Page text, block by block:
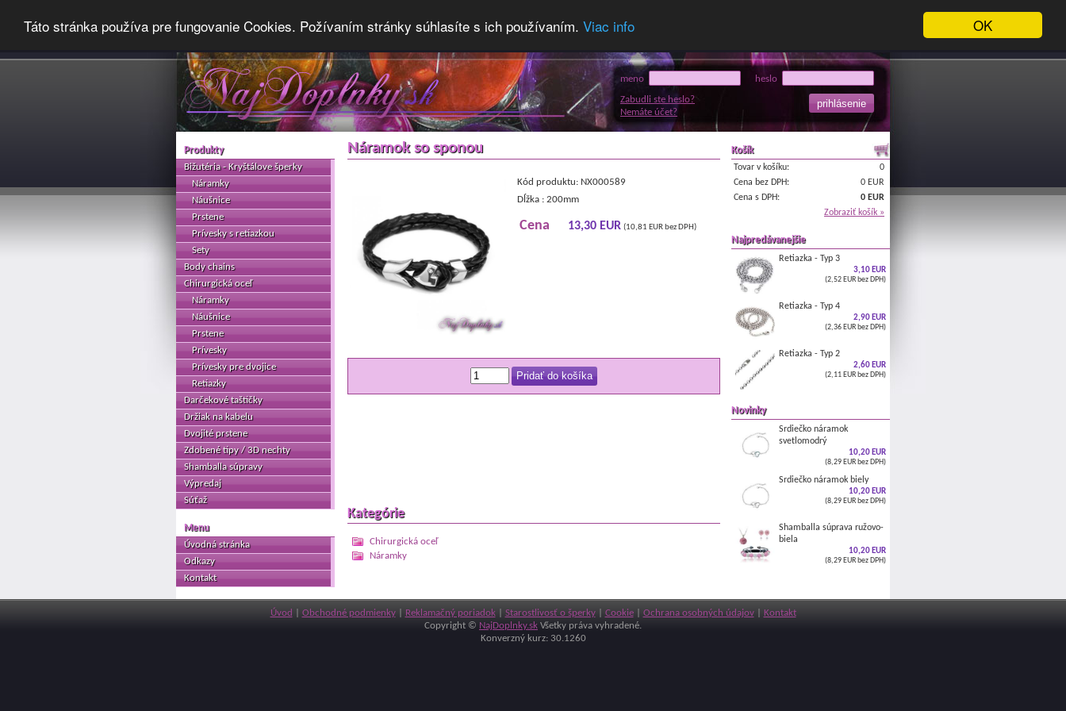
OK
Táto stránka používa pre fungovanie Cookies. Požívaním stránky súhlasíte s ich používaním. Viac info
meno
Zabudli ste heslo?
Nemáte účet?
heslo
Košík
Tovar v košíku:
0
Cena bez DPH:
0 EUR
Cena s DPH:
0 EUR
Zobraziť košík »
Najpredávanejšie
Retiazka - Typ 3
3,10 EUR
(2,52 EUR bez DPH)
Retiazka - Typ 4
2,90 EUR
(2,36 EUR bez DPH)
Retiazka - Typ 2
2,60 EUR
(2,11 EUR bez DPH)
Novinky
Srdiečko náramok
svetlomodrý
10,20 EUR
(8,29 EUR bez DPH)
Srdiečko náramok biely
10,20 EUR
(8,29 EUR bez DPH)
Shamballa súprava ružovo-
biela
10,20 EUR
(8,29 EUR bez DPH)
Náramok so sponou
Kód produktu: NX000589
Dĺžka : 200mm
Cena 13,30 EUR (10,81 EUR bez DPH)
Kategórie
Chirurgická oceľ
Náramky
Produkty
Bižutéria - Kryštálove šperky
Náramky
Náušnice
Prstene
Prívesky s retiazkou
Sety
Body chains
Chirurgická oceľ
Náramky
Náušnice
Prstene
Prívesky
Prívesky pre dvojice
Retiazky
Darčekové taštičky
Držiak na kabelu
Dvojité prstene
Zdobené tipy / 3D nechty
Shamballa súpravy
Výpredaj
Súťaž
Menu
Úvodná stránka
Odkazy
Kontakt
Úvod Obchodné podmienky| Reklamačný poriadok| Starostlivosť o šperky| Cookie| Ochrana osobných údajov|
Kontakt
Copyright © NajDoplnky.sk Všetky práva vyhradené.
Konverzný kurz: 30.1260